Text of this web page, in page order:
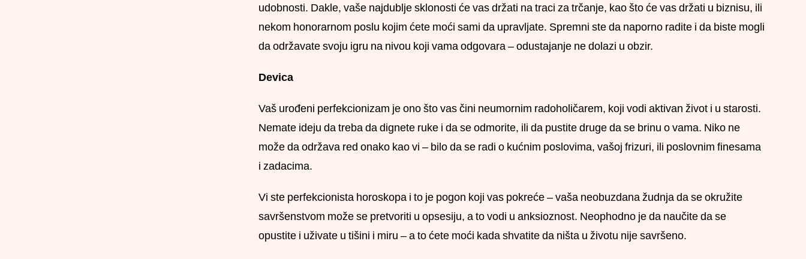
udobnosti. Dakle, vaše najdublje sklonosti će vas držati na traci za trčanje, kao što će vas držati u biznisu, ili
nekom honorarnom poslu kojim ćete moći sami da upravljate. Spremni ste da naporno radite i da biste mogli
da održavate svoju igru na nivou koji vama odgovara – odustajanje ne dolazi u obzir.
Devica
Vaš urođeni perfekcionizam je ono što vas čini neumornim radoholičarem, koji vodi aktivan život i u starosti.
Nemate ideju da treba da dignete ruke i da se odmorite, ili da pustite druge da se brinu o vama. Niko ne
može da održava red onako kao vi – bilo da se radi o kućnim poslovima, vašoj frizuri, ili poslovnim finesama
i zadacima.
Vi ste perfekcionista horoskopa i to je pogon koji vas pokreće – vaša neobuzdana žudnja da se okružite
savršenstvom može se pretvoriti u opsesiju, a to vodi u anksioznost. Neophodno je da naučite da se
opustite i uživate u tišini i miru – a to ćete moći kada shvatite da ništa u životu nije savršeno.